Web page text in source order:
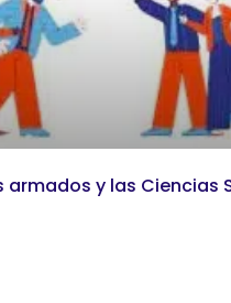
armados y las Ciencias